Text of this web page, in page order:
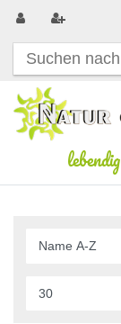
lebendig